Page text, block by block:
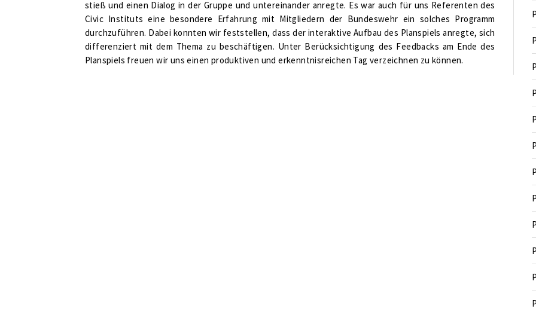
stieß und einen Dialog in der Gruppe und untereinander anregte. Es war auch für uns Referenten des
Civic Instituts eine besondere Erfahrung mit Mitgliedern der Bundeswehr ein solches Programm
durchzuführen. Dabei konnten wir feststellen, dass der interaktive Aufbau des Planspiels anregte, sich
differenziert mit dem Thema zu beschäftigen. Unter Berücksichtigung des Feedbacks am Ende des
Planspiels freuen wir uns einen produktiven und erkenntnisreichen Tag verzeichnen zu können.